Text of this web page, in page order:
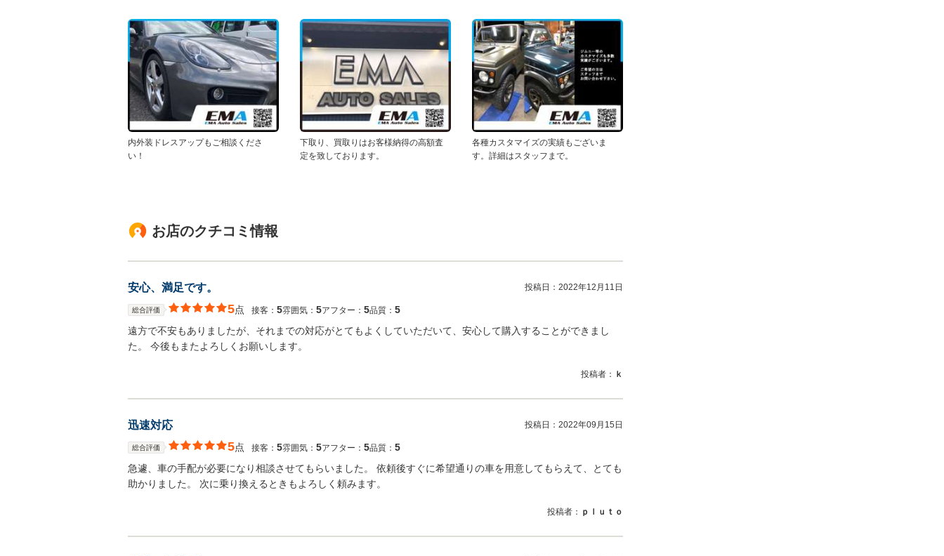
内外装ドレスアップもご相談くださ
い！
下取り、買取りはお客様納得の高額査
定を致しております。
各種カスタマイズの実績もございま
す。詳細はスタッフまで。
お店のクチコミ情報
安心、満足です。 投稿日： 2022年12月11日
総合評価 5点 接客： 5雰囲気： 5アフター： 5品質： 5
遠方で不安もありましたが、それまでの対応がとてもよくしていただいて、安心して購入することができまし
た。 今後もまたよろしくお願いします。
投稿者： ｋ
迅速対応 投稿日： 2022年09月15日
総合評価 5点 接客： 5雰囲気： 5アフター： 5品質： 5
急遽、車の手配が必要になり相談させてもらいました。 依頼後すぐに希望通りの車を用意してもらえて、とても
助かりました。 次に乗り換えるときもよろしく頼みます。
投稿者： ｐｌｕｔｏ